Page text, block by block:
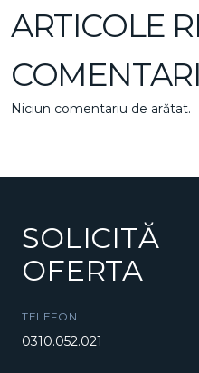
ARTICOLE
Niciun comentariu de arătat.
SOLICITĂ
OFERTA
TELEFON
0310.052.021